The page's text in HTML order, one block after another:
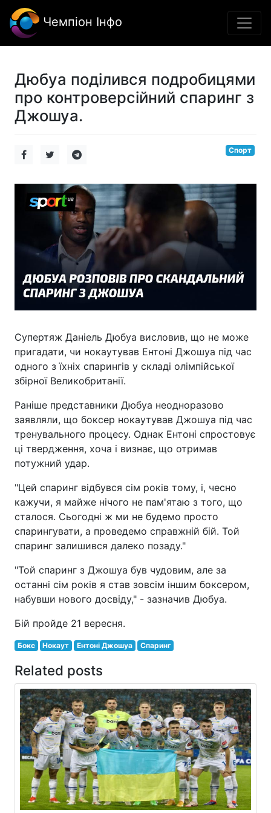
Чемпіон Інфо
Дюбуа поділився подробицями
про контроверсійний спаринг з
Джошуа.
Спорт
Супертяж Даніель Дюбуа висловив, що не може
пригадати, чи нокаутував Ентоні Джошуа під час
одного з їхніх спарингів у складі олімпійської
збірної Великобританії.
Раніше представники Дюбуа неодноразово
заявляли, що боксер нокаутував Джошуа під час
тренувального процесу. Однак Ентоні спростовує
ці твердження, хоча і визнає, що отримав
потужний удар.
"Цей спаринг відбувся сім років тому, і, чесно
кажучи, я майже нічого не пам'ятаю з того, що
сталося. Сьогодні ж ми не будемо просто
спарингувати, а проведемо справжній бій. Той
спаринг залишився далеко позаду."
"Той спаринг з Джошуа був чудовим, але за
останні сім років я став зовсім іншим боксером,
набувши нового досвіду," - зазначив Дюбуа.
Бій пройде 21 вересня.
Бокс Нокаут Ентоні Джошуа Спаринг
Related posts